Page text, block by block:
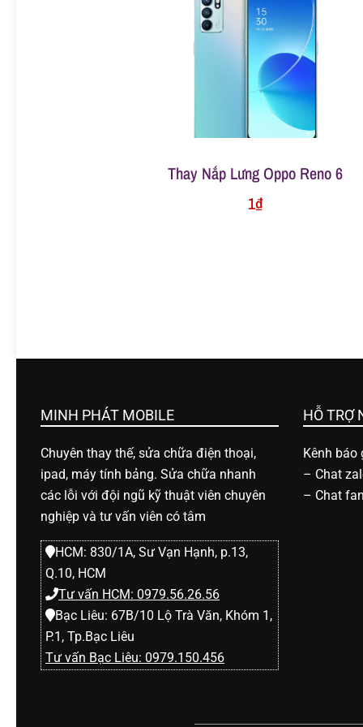
t
o
ạ
i
d
i
đ
Thay Nắp Lưng Oppo Reno 6
1₫
MINH PHÁT MOBILE
Chuyên thay thế, sửa chữa điện thoại,
ipad, máy tính bảng. Sửa chữa nhanh
các lỗi với đội ngũ kỹ thuật viên chuyên
nghiệp và tư vấn viên có tâm
HCM: 830/1A, Sư Vạn Hạnh, p.13,
Q.10, HCM
Tư vấn HCM: 0979.56.26.56
Bạc Liêu: 67B/10 Lộ Trà Văn, Khóm 1,
P.1, Tp.Bạc Liêu
Tư vấn Bạc Liêu: 0979.150.456
HỖ TRỢ
Kênh báo
– Chat
– Chat